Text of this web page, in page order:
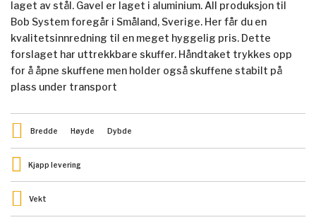
laget av stål. Gavel er laget i aluminium. All produksjon til
Bob System foregår i Småland, Sverige. Her får du en
kvalitetsinnredning til en meget hyggelig pris. Dette
forslaget har uttrekkbare skuffer. Håndtaket trykkes opp
for å åpne skuffene men holder også skuffene stabilt på
plass under transport
Bredde Høyde Dybde
Kjapp levering
Vekt